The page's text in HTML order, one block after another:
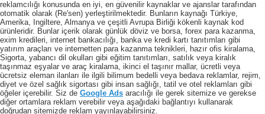
reklamcılığı konusunda en iyi, en güvenilir kaynaklar ve ajanslar tarafından
otomatik olarak (Re'sen) yerleştirilmektedir. Bunların kaynağı Türkiye,
Amerika, Ingiltere, Almanya ve çeşitli Avrupa Birliği kökenli kaynak kod
ürünleridir. Bunlar içerik olarak günlük döviz ve borsa, forex para kazanma,
exim kredileri, internet bankacılığı, banka ve kredi kartı tanıtımları gibi
yatırım araçları ve internetten para kazanma teknikleri, hazır ofis kiralama,
Sigorta, yabancı dil okulları gibi eğitim tanıtımları, satılık veya kiralık
taşınmaz eşyalar ve araç kiralama, ikinci el taşınır mallar, ücretli veya
ücretsiz eleman ilanları ile ilgili bilimum bedelli veya bedava reklamlar, rejim,
diyet ve özel sağlık sigortası gibi insan sağlığı, tatil ve otel reklamları gibi
öğeler içerebilir. Siz de Google Ads aracılığı ile gerek sitemize ve gerekse
diğer ortamlara reklam verebilir veya aşağıdaki bağlantıyı kullanarak
doğrudan sitemizde reklam yayınlayabilirsiniz.